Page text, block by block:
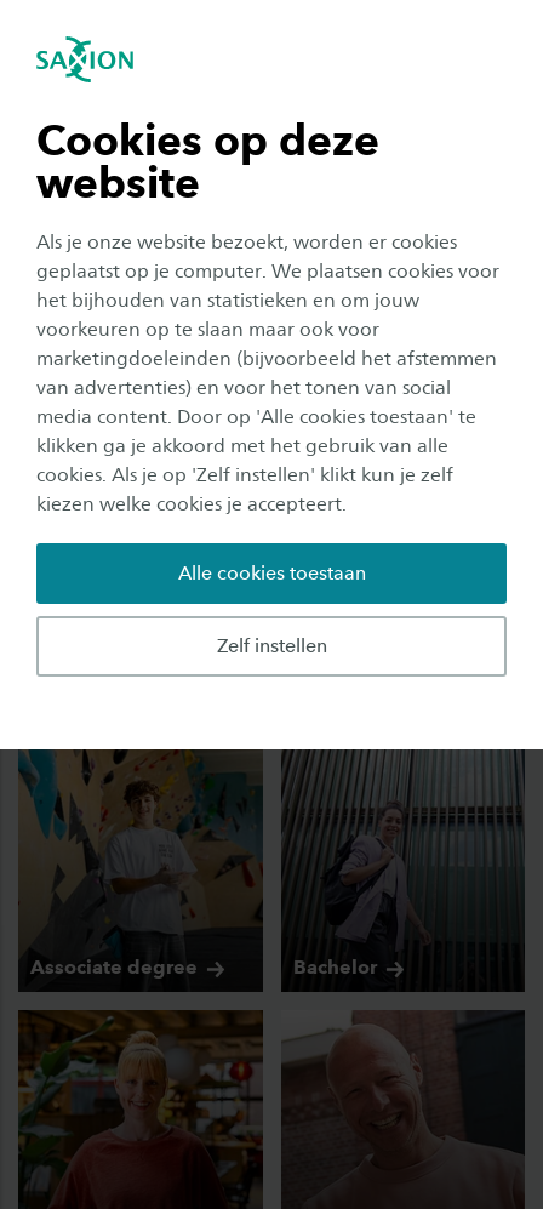
Cookies op deze
website
Als je onze website bezoekt, worden er cookies
geplaatst op je computer. We plaatsen cookies voor
het bijhouden van statistieken en om jouw
voorkeuren op te slaan maar ook voor
marketingdoeleinden (bijvoorbeeld het afstemmen
van advertenties) en voor het tonen van social
media content. Door op 'Alle cookies toestaan' te
klikken ga je akkoord met het gebruik van alle
cookies. Als je op 'Zelf instellen' klikt kun je zelf
kiezen welke cookies je accepteert.
Zelf instellen
Alle cookies toestaan
Navigatie openen
tonen
tonen
tonen
tonen
sluiten
Studeren in deeltijd
Wil je verder groeien in je werk, je kennis
verdiepen of een nieuwe richting inslaan? Bij
Saxion vind je deeltijdonderwijs dat past bij
jouw ambities, ervaring en agenda. Je
combineert werk en studie op een manier die
voor jou werkt. We helpen je ontdekken welke
opleiding of route bij je past, zodat je met
vertrouwen je volgende stap zet.
Associate degree Bachelor